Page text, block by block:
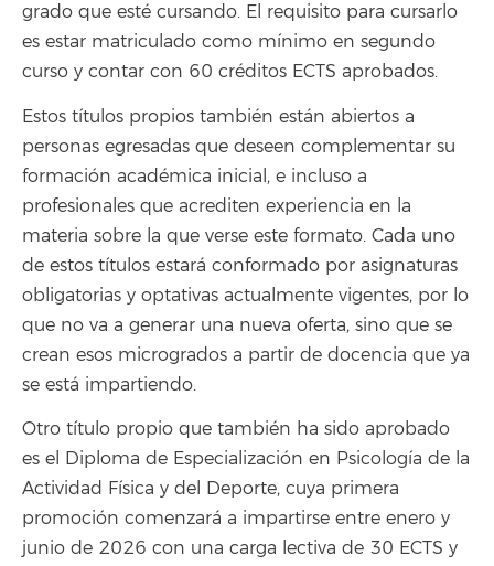
grado que esté cursando. El requisito para cursarlo
es estar matriculado como mínimo en segundo
curso y contar con 60 créditos ECTS aprobados.
Estos títulos propios también están abiertos a
personas egresadas que deseen complementar su
formación académica inicial, e incluso a
profesionales que acrediten experiencia en la
materia sobre la que verse este formato. Cada uno
de estos títulos estará conformado por asignaturas
obligatorias y optativas actualmente vigentes, por lo
que no va a generar una nueva oferta, sino que se
crean esos microgrados a partir de docencia que ya
se está impartiendo.
Otro título propio que también ha sido aprobado
es el Diploma de Especialización en Psicología de la
Actividad Física y del Deporte, cuya primera
promoción comenzará a impartirse entre enero y
junio de 2026 con una carga lectiva de 30 ECTS y